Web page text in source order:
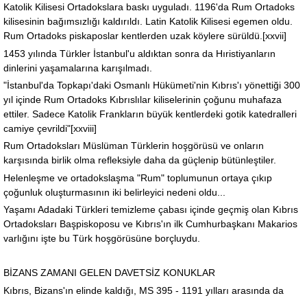
Katolik Kilisesi Ortadokslara baskı uyguladı. 1196'da Rum Ortadoks
kilisesinin bağımsızlığı kaldırıldı. Latin Katolik Kilisesi egemen oldu.
Rum Ortadoks piskaposlar kentlerden uzak köylere sürüldü.[xxvii]
1453 yılında Türkler İstanbul'u aldıktan sonra da Hıristiyanların
dinlerini yaşamalarına karışılmadı.
"İstanbul'da Topkapı'daki Osmanlı Hükümeti'nin Kıbrıs'ı yönettiği 300
yıl içinde Rum Ortadoks Kıbrıslılar kiliselerinin çoğunu muhafaza
ettiler. Sadece Katolik Frankların büyük kentlerdeki gotik katedralleri
camiye çevrildi"[xxviii]
Rum Ortadoksları Müslüman Türklerin hoşgörüsü ve onların
karşısında birlik olma refleksiyle daha da güçlenip bütünleştiler.
Helenleşme ve ortadokslaşma "Rum" toplumunun ortaya çıkıp
çoğunluk oluşturmasının iki belirleyici nedeni oldu...
Yaşamı Adadaki Türkleri temizleme çabası içinde geçmiş olan Kıbrıs
Ortadoksları Başpiskoposu ve Kıbrıs'ın ilk Cumhurbaşkanı Makarios
varlığını işte bu Türk hoşgörüsüne borçluydu.
BİZANS ZAMANI GELEN DAVETSİZ KONUKLAR
Kıbrıs, Bizans'ın elinde kaldığı, MS 395 - 1191 yılları arasında da